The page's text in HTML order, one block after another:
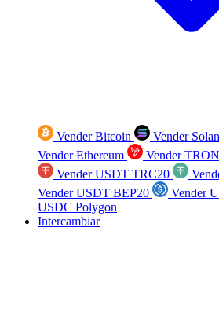
Vender Bitcoin Vender
Vender Ethereum
Vender TRON
Vender USDT TRC20
Vender USDT BEP20
Vender
USDC Polygon
Intercambiar